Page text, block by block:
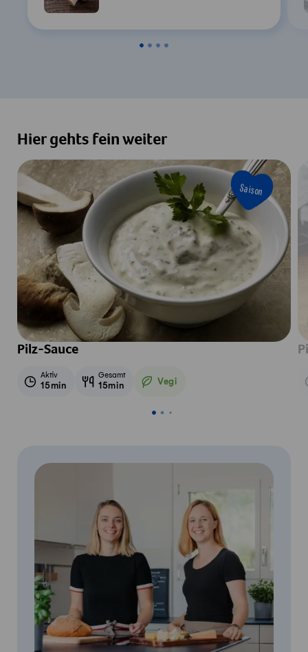
Hier gehts fein weiter
Saison
Pilz-Sauce
Aktiv
15min
Gesamt
15min Vegi
Vegetarisch